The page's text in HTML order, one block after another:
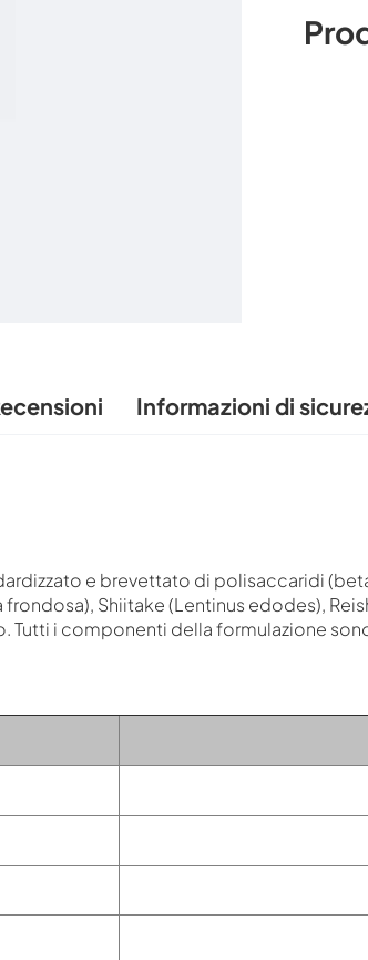
e brevettato di polisaccaridi
Shiitake (Lentinus edodes),
Tutti i componenti della formulazione
Informazioni di